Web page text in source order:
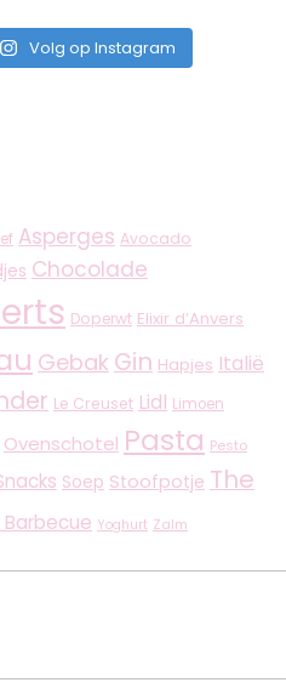
Volg op Instagram
Asperges Avocado
Chocolade
Doperwt Elixir d’Anvers
Gebak Gin Hapjes Italië
Le Creuset Lidl Limoen
Ovenschotel Pasta Pesto
Soep Stoofpotje The
Yoghurt Zalm